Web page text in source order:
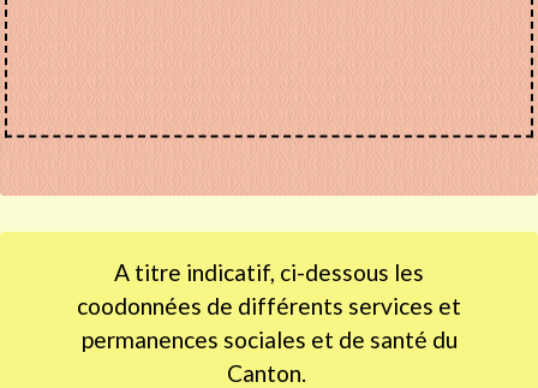
A titre indicatif, ci-dessous les
coodonnées de différents services et
permanences sociales et de santé du
Canton.